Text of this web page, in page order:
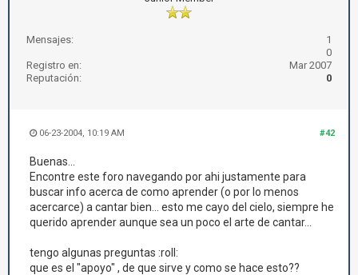
Mensajes:
1
0
Registro en:
Mar 2007
Reputación:
0
#42
06-23-2004, 10:19 AM
Buenas...
Encontre este foro navegando por ahi justamente para
buscar info acerca de como aprender (o por lo menos
acercarce) a cantar bien... esto me cayo del cielo, siempre he
querido aprender aunque sea un poco el arte de cantar...
tengo algunas preguntas :roll:
que es el "apoyo" , de que sirve y como se hace esto??